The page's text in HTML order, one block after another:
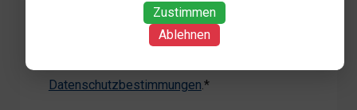
Zustimmen
Ablehnen
personenbezogenen Daten (Angaben, Datum und
Uhrzeit der Bewertungsabgabe, Referrer-URL) zum
Zweck der Bewertung erkläre ich mich
Datenschutzbestimmungen.*